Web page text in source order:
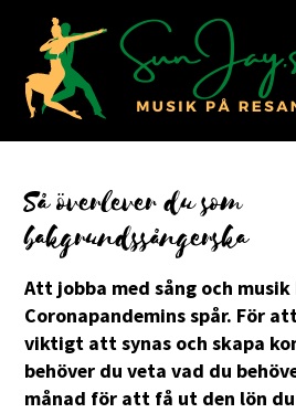
Så överlever du som
bakgrundssångerska
Att jobba med sång och
Coronapandemins spår. För
viktigt att synas och skapa
behöver du veta vad du
månad för att få ut den lön du